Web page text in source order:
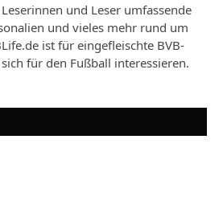
und Leser umfassende
und vieles mehr rund um
ist für eingefleischte BVB-
für den Fußball interessieren.